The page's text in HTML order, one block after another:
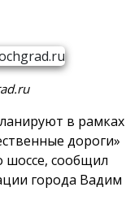
в рамках
дороги»
шоссе, сообщил
города Вадим